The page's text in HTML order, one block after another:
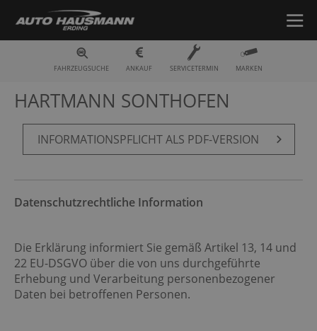
FAHRZEUGSUCHE ANKAUF SERVICETERMIN MARKEN
INFORMATIONSPFLICHT - AUTO
HARTMANN SONTHOFEN
IN­FOR­MA­TI­ONS­PFLICHT ALS PDF-VER­SI­ON
Datenschutzrechtliche Information
Die Erklärung informiert Sie gemäß Artikel 13, 14 und
22 EU-DSGVO über die von uns durchgeführte
Erhebung und Verarbeitung personenbezogener
Daten bei betroffenen Personen.